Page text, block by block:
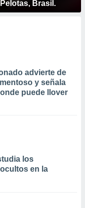
Brasil.
advierte de
y señala
puede llover
los
en la